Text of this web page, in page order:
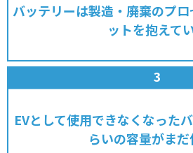
バッテリーは製造・廃棄のプ
ットを抱えて
EVとして使用できなくなった
らいの容量がまだ